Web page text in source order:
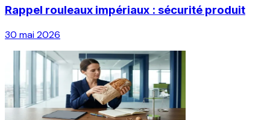
Rappel rouleaux impériaux : sécurité produit
30 mai 2026